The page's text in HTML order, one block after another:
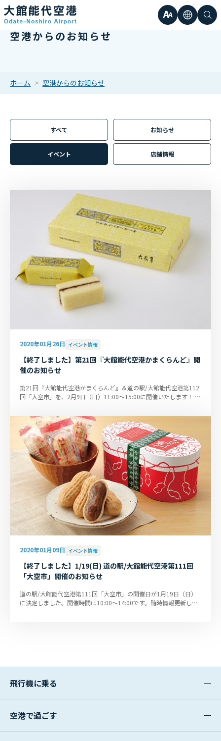
文
イ
ズ
言検
空港からのお知らせ
ホーム 空港からのお知らせ
すべて お知らせ
イベント 店舗情報
2020年01月26日 イベント情報
【終了しました】第21回『大館能代空港かまくらんど』開
催のお知らせ
第21回『大館能代空港かまくらんど』＆道の駅/大館能代空港第112
回「大空市」を、2月9日（日）11:00～15:00に開催いたします！ 雪
2020年01月09日 イベント情報
【終了しました】1/19(日) 道の駅/大館能代空港第111回
「大空市」開催のお知らせ
道の駅/大館能代空港第111回「大空市」の開催日が1月19日（日）
に決定しました。開催時間は10:00～14:00です。随時情報更新して
飛行機に乗る
空港で過ごす